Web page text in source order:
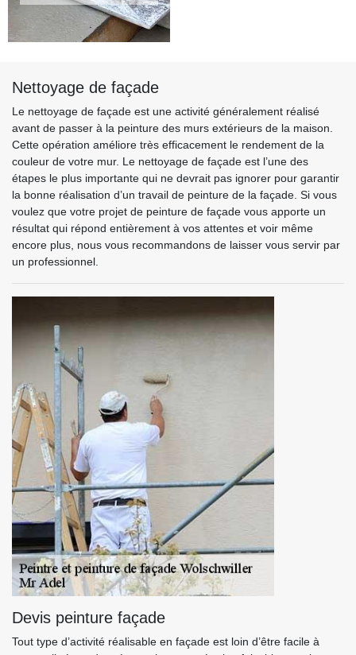
Nettoyage de façade
Le nettoyage de façade est une activité généralement réalisé
avant de passer à la peinture des murs extérieurs de la maison.
Cette opération améliore très efficacement le rendement de la
couleur de votre mur. Le nettoyage de façade est l’une des
étapes le plus importante qui ne devrait pas ignorer pour garantir
la bonne réalisation d’un travail de peinture de la façade. Si vous
voulez que votre projet de peinture de façade vous apporte un
résultat qui répond entièrement à vos attentes et voir même
encore plus, nous vous recommandons de laisser vous servir par
un professionnel.
Devis peinture façade
Tout type d’activité réalisable en façade est loin d’être facile à